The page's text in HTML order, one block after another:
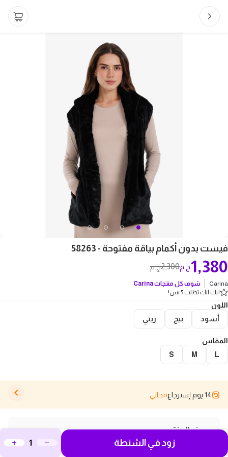
فيست بدون أكمام بياقة مفتوحة - 58263
2,300ج.م 1,380ج.م
Carina شوف كل منتجاتCarina
ليك انك تطلب 5 بس!
اللون
أسود
بيج زيتي
المقاس
L
M
S
14 يوم إسترجاع مجاني
وصف المنتج
اكتشفوا فيست بدون أكمام بياقة مفتوحة - 58263، اللي
زود في الشنطة